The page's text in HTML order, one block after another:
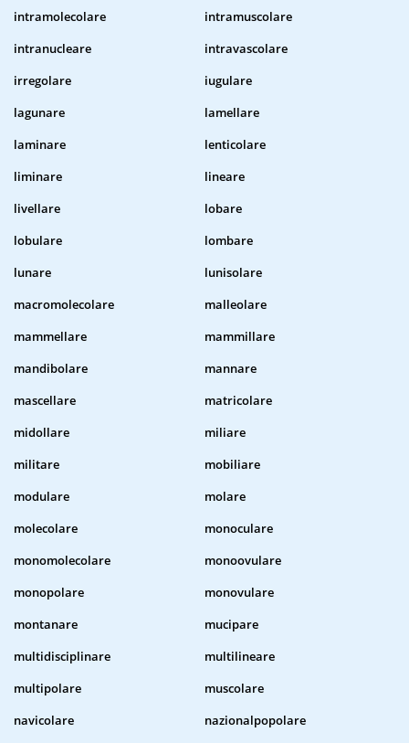
intramolecolare
intramuscolare
intranucleare
intravascolare
irregolare
iugulare
lagunare
lamellare
laminare
lenticolare
liminare
lineare
livellare
lobare
lobulare
lombare
lunare
lunisolare
macromolecolare
malleolare
mammellare
mammillare
mandibolare
mannare
mascellare
matricolare
midollare
miliare
militare
mobiliare
modulare
molare
molecolare
monoculare
monomolecolare
monoovulare
monopolare
monovulare
montanare
mucipare
multidisciplinare
multilineare
multipolare
muscolare
navicolare
nazionalpopolare